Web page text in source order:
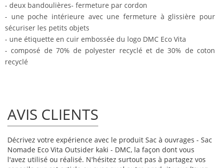
- deux bandoulières- fermeture par cordon
- une poche intérieure avec une fermeture à glissière pour
sécuriser les petits objets
- une étiquette en cuir embossée du logo DMC Eco Vita
- composé de 70% de polyester recyclé et de 30% de coton
recyclé
AVIS CLIENTS
Décrivez votre expérience avec le produit Sac à ouvrages - Sac
Nomade Eco Vita Outsider kaki - DMC, la façon dont vous
l'avez utilisé ou réalisé. N'hésitez surtout pas à partagez vos